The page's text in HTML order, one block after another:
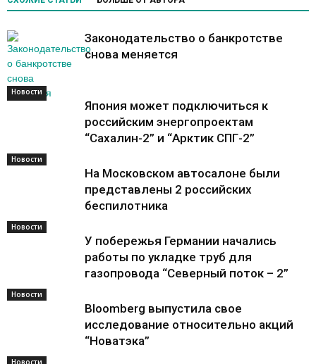
Новости
Законодательство о банкротстве
снова меняется
Новости
Япония может подключиться к
российским энергопроектам
“Сахалин-2” и “Арктик СПГ-2”
Новости
На Московском автосалоне были
представлены 2 российских
беспилотника
Новости
У побережья Германии начались
работы по укладке труб для
газопровода “Северный поток – 2”
Новости
Bloomberg выпустила свое
исследование относительно акций
“Новатэка”
Новости